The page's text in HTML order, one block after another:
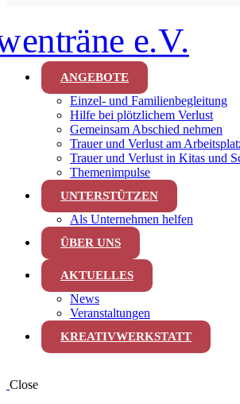
ANGEBOTE
Einzel- und Familienbegleitung
Hilfe bei plötzlichem Verlust
Gemeinsam Abschied nehmen
Trauer und Verlust am
Trauer und Verlust in Kitas und
Themenimpulse
UNTERSTÜTZEN
Als Unternehmen helfen
ÜBER UNS
AKTUELLES
News
Veranstaltungen
KREATIVWERKSTATT
Close